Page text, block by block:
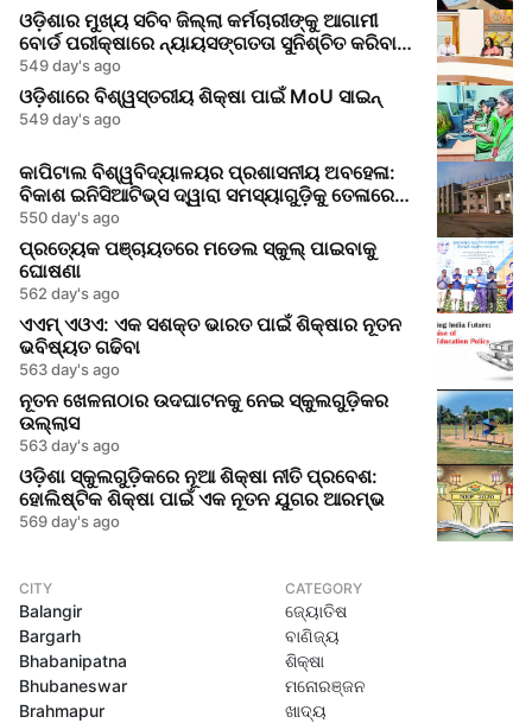
ଓଡ଼ିଶାର ମୁଖ୍ୟ ସଚିବ ଜିଲ୍ଲା କର୍ମଚାରୀଙ୍କୁ ଆଗାମୀ
ବୋର୍ଡ ପରୀକ୍ଷାରେ ନ୍ୟାୟସଙ୍ଗତତା ସୁନିଶ୍ଚିତ କରିବାକୁ
ନିର୍ଦ୍ଦେଶ ଦେଲେ
549 day's ago
ଓଡ଼ିଶାରେ ବିଶ୍ୱସ୍ତରୀୟ ଶିକ୍ଷା ପାଇଁ MoU ସାଇନ୍
549 day's ago
କାପିଟାଲ ବିଶ୍ୱବିଦ୍ୟାଳୟର ପ୍ରଶାସନୀୟ ଅବହେଳା:
ବିକାଶ ଇନିସିଆଟିଭ୍ସ ଦ୍ୱାରା ସମସ୍ୟାଗୁଡ଼ିକୁ ତେଳାରେ
ଦେଖିବା
550 day's ago
ପ୍ରତ୍ୟେକ ପଞ୍ଚାୟତରେ ମଡେଲ ସ୍କୁଲ୍ ପାଇବାକୁ
ଘୋଷଣା
562 day's ago
ଏଏମ୍ ଏଓଏ: ଏକ ସଶକ୍ତ ଭାରତ ପାଇଁ ଶିକ୍ଷାର ନୂତନ
ଭବିଷ୍ୟତ ଗଢିବା
563 day's ago
ନୂତନ ଖେଳନାଠାର ଉଦଘାଟନକୁ ନେଇ ସ୍କୁଲଗୁଡ଼ିକର
ଉଲ୍ଲାସ
563 day's ago
ଓଡ଼ିଶା ସ୍କୁଲଗୁଡ଼ିକରେ ନୂଆ ଶିକ୍ଷା ନୀତି ପ୍ରବେଶ:
ହୋଲିଷ୍ଟିକ ଶିକ୍ଷା ପାଇଁ ଏକ ନୂତନ ଯୁଗର ଆରମ୍ଭ
569 day's ago
CITY
Balangir
Bargarh
Bhabanipatna
Bhubaneswar
Brahmapur
CATEGORY
ଜ୍ୟୋତିଷ
ବାଣିଜ୍ୟ
ଶିକ୍ଷା
ମନୋରଞ୍ଜନ
ଖାଦ୍ୟ